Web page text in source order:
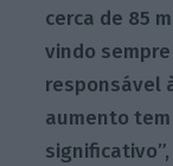
cerca de 85
vindo
responsável
aumento